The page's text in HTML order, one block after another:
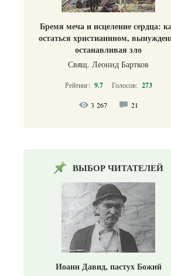
Бремя меча и исцеление сердца:
остаться христианином,
останавливая зло
Свящ. Леонид Бартков
Рейтинг: 9.7 Голосов: 273
3 267 21
ВЫБОР ЧИТАТЕЛЕЙ
Иоанн Давид, пастух Божий